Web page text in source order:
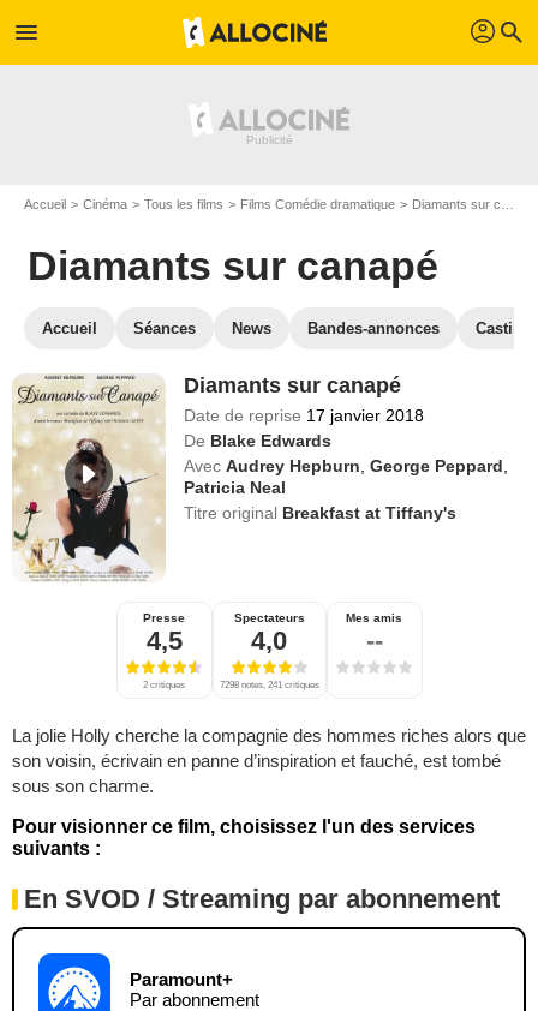
menu profil search
Accueil Cinéma Tous les films Films Comédie dramatique Diamants sur canapé
Diamants sur canapé
Accueil Séances News Bandes-annonces Casting
Diamants sur canapé
Date de reprise 17 janvier 2018
De Blake Edwards
Avec Audrey Hepburn ,George Peppard
Patricia Neal
Titre original Breakfast at Tiffany's
Presse
4,5
2 critiques
Spectateurs
4,0
7298 notes, 241 critiques
Mes amis
--
La jolie Holly cherche la compagnie des hommes riches alors que
son voisin, écrivain en panne d’inspiration et fauché, est tombé
sous son charme.
Pour visionner ce film, choisissez l'un des services
suivants :
En SVOD / Streaming par abonnement
Paramount+
Par abonnement